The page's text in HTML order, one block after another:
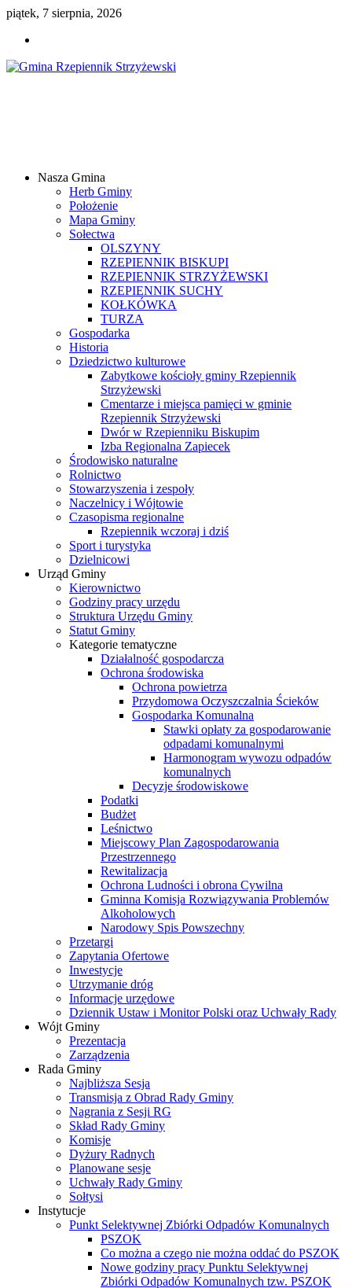
piątek, 7 sierpnia, 2026
Samorządowy
Internetowy
Nasza Gmina
Herb Gminy
Położenie
Mapa Gminy
Sołectwa
OLSZYNY
RZEPIENNIK BISKUPI
RZEPIENNIK STRZYŻEWSKI
RZEPIENNIK SUCHY
KOŁKÓWKA
TURZA
Gospodarka
Historia
Dziedzictwo kulturowe
Zabytkowe kościoły gminy Rzepiennik
Strzyżewski
Cmentarze i miejsca pamięci w gminie
Rzepiennik Strzyżewski
Dwór w Rzepienniku Biskupim
Izba Regionalna Zapiecek
Środowisko naturalne
Rolnictwo
Stowarzyszenia i zespoły
Naczelnicy i Wójtowie
Czasopisma regionalne
Rzepiennik wczoraj i dziś
Sport i turystyka
Dzielnicowi
Urząd Gminy
Kierownictwo
Godziny pracy urzędu
Struktura Urzędu Gminy
Statut Gminy
Kategorie tematyczne
Działalność gospodarcza
Ochrona środowiska
Ochrona powietrza
Przydomowa Oczyszczalnia Ścieków
Gospodarka Komunalna
Stawki opłaty za gospodarowanie
odpadami komunalnymi
Harmonogram wywozu odpadów
komunalnych
Decyzje środowiskowe
Podatki
Budżet
Leśnictwo
Miejscowy Plan Zagospodarowania
Przestrzennego
Rewitalizacja
Ochrona Ludności i obrona Cywilna
Gminna Komisja Rozwiązywania Problemów
Alkoholowych
Narodowy Spis Powszechny
Przetargi
Zapytania Ofertowe
Inwestycje
Utrzymanie dróg
Informacje urzędowe
Dziennik Ustaw i Monitor Polski oraz Uchwały Rady
Wójt Gminy
Prezentacja
Zarządzenia
Rada Gminy
Najbliższa Sesja
Transmisja z Obrad Rady Gminy
Nagrania z Sesji RG
Skład Rady Gminy
Komisje
Dyżury Radnych
Planowane sesje
Uchwały Rady Gminy
Sołtysi
Instytucje
Punkt Selektywnej Zbiórki Odpadów Komunalnych
PSZOK
Co można a czego nie można oddać do PSZOK
Nowe godziny pracy Punktu Selektywnej
Zbiórki Odpadów Komunalnych tzw. PSZOK